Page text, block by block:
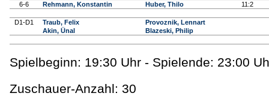
6-6
Rehmann, Konstantin Huber, Thilo 11:2
D1-D1
Traub, Felix
Akin, Ünal
Provoznik, Lennart
Blazeski, Philip
Spielbeginn: 19:30 Uhr - Spielende: 23:00
Zuschauer-Anzahl: 30